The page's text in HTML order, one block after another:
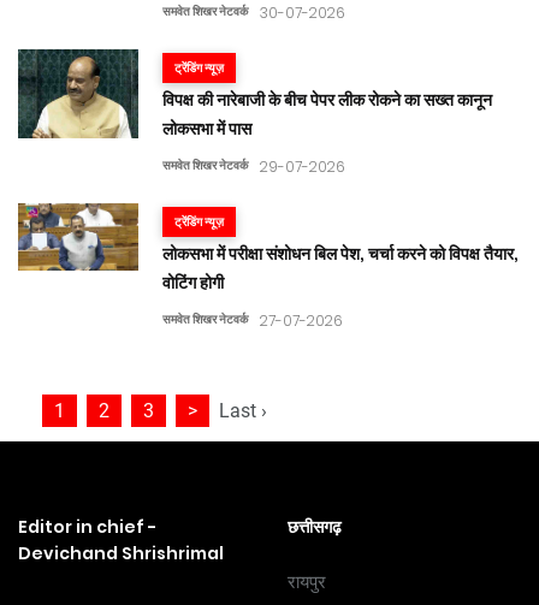
समवेत शिखर नेटवर्क 30-07-2026
ट्रेंडिंग न्यूज़
विपक्ष की नारेबाजी के बीच पेपर लीक रोकने का सख्त कानून
लोकसभा में पास
समवेत शिखर नेटवर्क 29-07-2026
ट्रेंडिंग न्यूज़
लोकसभा में परीक्षा संशोधन बिल पेश, चर्चा करने को विपक्ष तैयार,
वोटिंग होगी
समवेत शिखर नेटवर्क 27-07-2026
1 2 3 > Last ›
Editor in chief -
Devichand Shrishrimal
छत्तीसगढ़
रायपुर